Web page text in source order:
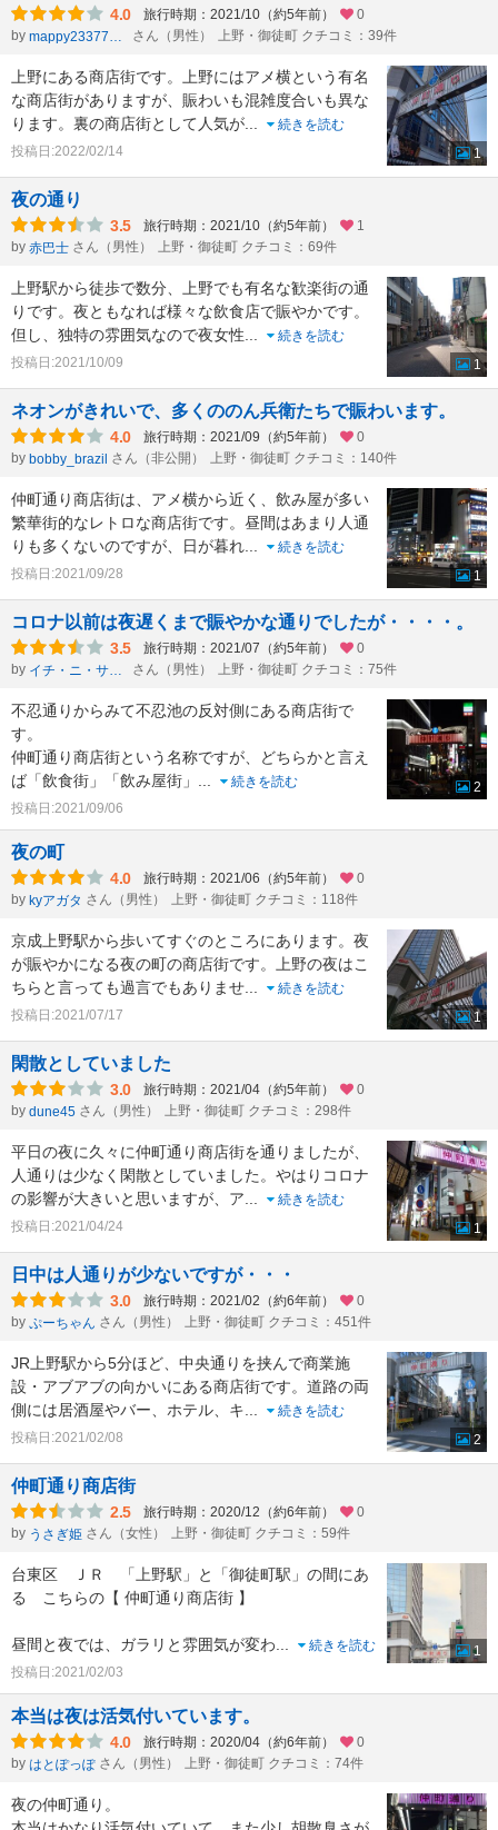
4.0 旅行時期：2021/10（約5年前）
0
by
mappy23377803 さん（男性） 上野・御徒町 クチコミ：39件
上野にある商店街です。上野にはアメ横という有名
な商店街がありますが、賑わいも混雑度合いも異な
ります。裏の商店街として人気が
続きを読む
投稿日:2022/02/14
1
夜の通り
3.5 旅行時期：2021/10（約5年前）
1
by 赤巴士 さん（男性） 上野・御徒町 クチコミ：69件
上野駅から徒歩で数分、上野でも有名な歓楽街の通
りです。夜ともなれば様々な飲食店で賑やかです。
但し、独特の雰囲気なので夜女性
続きを読む
投稿日:2021/10/09
1
ネオンがきれいで、多くののん兵衛たちで賑わいます。
4.0 旅行時期：2021/09（約5年前）
0
by bobby_brazil さん（非公開） 上野・御徒町 クチコミ：140件
仲町通り商店街は、アメ横から近く、飲み屋が多い
繁華街的なレトロな商店街です。昼間はあまり人通
りも多くないのですが、日が暮れ
続きを読む
投稿日:2021/09/28
1
コロナ以前は夜遅くまで賑やかな通りでしたが・・・・。
3.5 旅行時期：2021/07（約5年前）
0
by
イチ・ニ・サン・シー・ニー・ニー さん（男性） 上野・御徒町 クチコミ：75件
不忍通りからみて不忍池の反対側にある商店街で
す。
仲町通り商店街という名称ですが、どちらかと言え
ば「飲食街」「飲み屋街」
続きを読む
投稿日:2021/09/06
2
夜の町
4.0 旅行時期：2021/06（約5年前）
0
by kyアガタ さん（男性） 上野・御徒町 クチコミ：118件
京成上野駅から歩いてすぐのところにあります。夜
が賑やかになる夜の町の商店街です。上野の夜はこ
ちらと言っても過言でもありませ
続きを読む
投稿日:2021/07/17
1
閑散としていました
3.0 旅行時期：2021/04（約5年前）
0
by dune45 さん（男性） 上野・御徒町 クチコミ：298件
平日の夜に久々に仲町通り商店街を通りましたが、
人通りは少なく閑散としていました。やはりコロナ
の影響が大きいと思いますが、ア
続きを読む
投稿日:2021/04/24
1
日中は人通りが少ないですが・・・
3.0 旅行時期：2021/02（約6年前）
0
by ぷーちゃん さん（男性） 上野・御徒町 クチコミ：451件
JR上野駅から5分ほど、中央通りを挟んで商業施
設・アブアブの向かいにある商店街です。道路の両
側には居酒屋やバー、ホテル、キ
続きを読む
投稿日:2021/02/08
2
仲町通り商店街
2.5 旅行時期：2020/12（約6年前）
0
by うさぎ姫 さん（女性） 上野・御徒町 クチコミ：59件
台東区 ＪＲ 「上野駅」と「御徒町駅」の間にあ
る こちらの【 仲町通り商店街 】
昼間と夜では、ガラリと雰囲気が変わ
続きを読む
投稿日:2021/02/03
1
本当は夜は活気付いています。
4.0 旅行時期：2020/04（約6年前）
0
by はとぽっぽ さん（男性） 上野・御徒町 クチコミ：74件
夜の仲町通り。